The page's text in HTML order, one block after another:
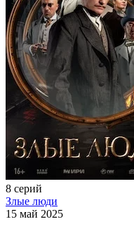
8 серий
Злые люди
15 май 2025